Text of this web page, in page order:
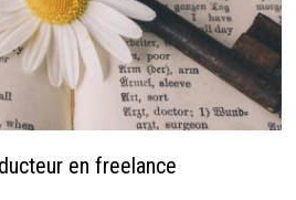
en freelance